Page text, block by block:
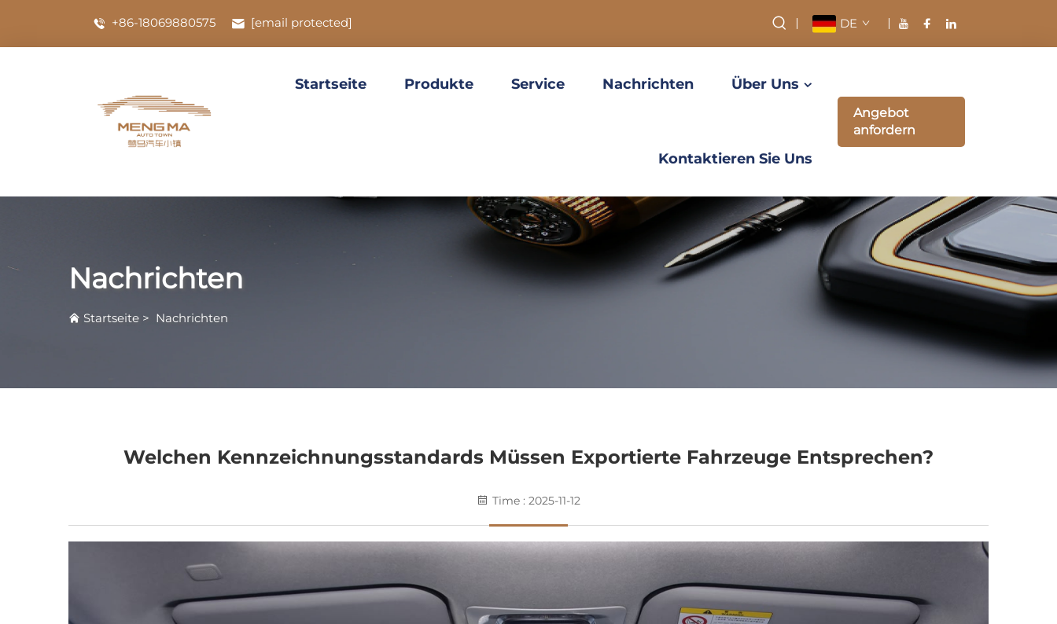
+86-18069880575 [email protected] DE
Startseite Produkte Service Nachrichten Über Uns
Kontaktieren Sie Uns
Angebot
anfordern
Nachrichten
Startseite > Nachrichten
Welchen Kennzeichnungsstandards Müssen Exportierte Fahrzeuge Entsprechen?
Time : 2025-11-12